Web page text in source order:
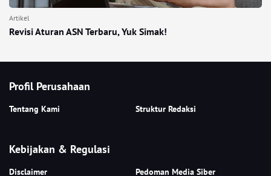
Artikel
Revisi Aturan ASN Terbaru, Yuk Simak!
Profil Perusahaan
Tentang Kami Struktur Redaksi
Kebijakan & Regulasi
Disclaimer Pedoman Media Siber